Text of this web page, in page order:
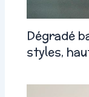
Dégradé
styles,